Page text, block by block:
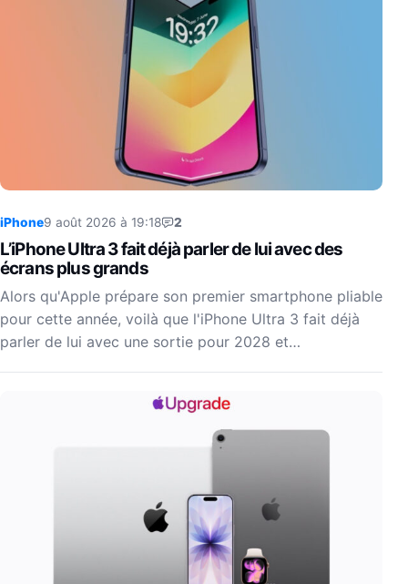
iPhone9 août 2026 à 19:18 2
L’iPhone Ultra 3 fait déjà parler de lui avec des
écrans plus grands
Alors qu'Apple prépare son premier smartphone pliable
pour cette année, voilà que l'iPhone Ultra 3 fait déjà
parler de lui avec une sortie pour 2028 et…